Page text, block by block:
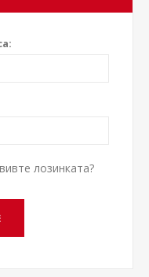
лозинката?